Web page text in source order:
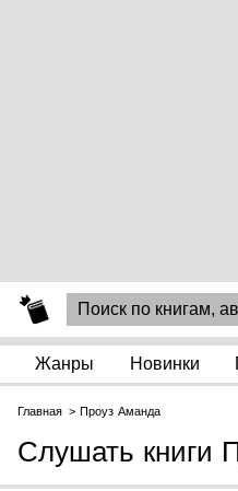
Жанры Новинки
Главная Проуз Аманда
Слушать книги